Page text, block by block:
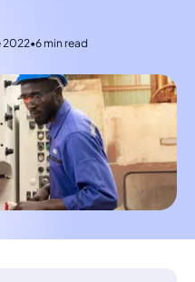
2022•6 min read